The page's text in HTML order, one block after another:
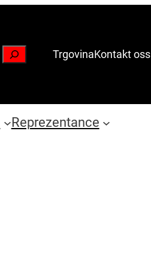
TrgovinaKontakt oss
Reprezentance